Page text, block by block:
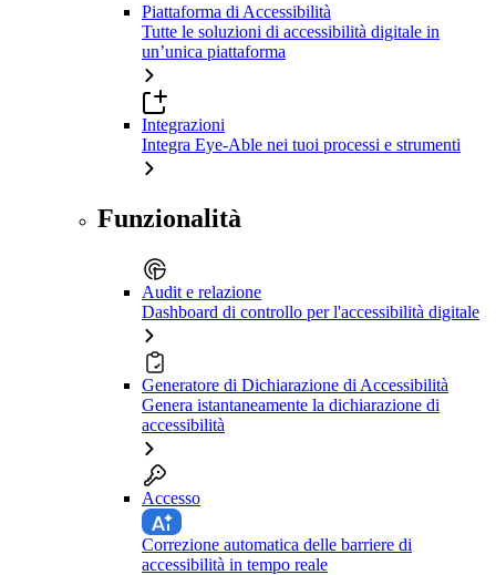
Piattaforma di Accessibilità
Tutte le soluzioni di accessibilità digitale in
un’unica piattaforma
Integrazioni
Integra Eye-Able nei tuoi processi e strumenti
Funzionalità
Audit e relazione
Dashboard di controllo per l'accessibilità digitale
Generatore di Dichiarazione di Accessibilità
Genera istantaneamente la dichiarazione di
accessibilità
Accesso
Correzione automatica delle barriere di
accessibilità in tempo reale